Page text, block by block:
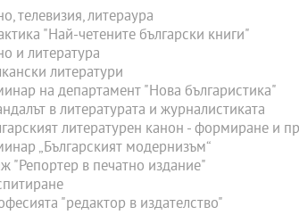
телевизия, литераура
"Най-четените български книги"
и литература
литератури
на департамент "Нова българистика"
в литературата и журналистиката
литературен канон - формиране и
„Българският модернизъм“
"Репортер в печатно издание"
"редактор в издателство"